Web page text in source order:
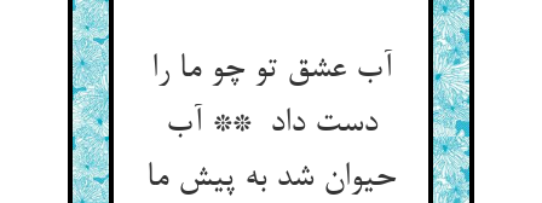
آب عشق تو چو ما را
دست داد ** آب
حیوان شد به پیش ما